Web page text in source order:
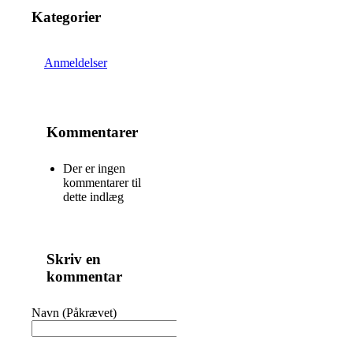
Kategorier
Anmeldelser
Kommentarer
Der er ingen
kommentarer til
dette indlæg
Skriv en
kommentar
Navn (Påkrævet)